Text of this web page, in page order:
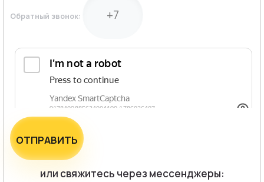
Обратный звонок:
ОТПРАВИТЬ
или свяжитесь через мессенджеры: